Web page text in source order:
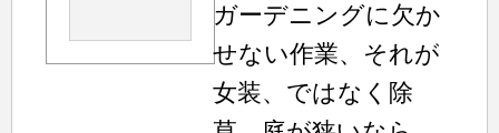
ガーデニングに欠か
せない作業、それが
女装、ではなく除